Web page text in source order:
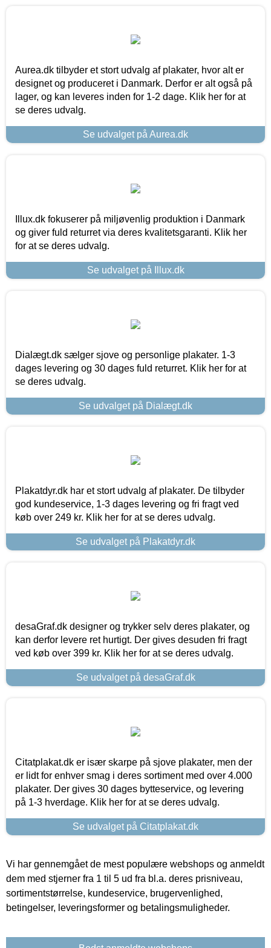
Aurea.dk tilbyder et stort udvalg af plakater, hvor alt er
designet og produceret i Danmark. Derfor er alt også på
lager, og kan leveres inden for 1-2 dage. Klik her for at
se deres udvalg.
Se udvalget på Aurea.dk
Illux.dk fokuserer på miljøvenlig produktion i Danmark
og giver fuld returret via deres kvalitetsgaranti. Klik her
for at se deres udvalg.
Se udvalget på Illux.dk
Dialægt.dk sælger sjove og personlige plakater. 1-3
dages levering og 30 dages fuld returret. Klik her for at
se deres udvalg.
Se udvalget på Dialægt.dk
Plakatdyr.dk har et stort udvalg af plakater. De tilbyder
god kundeservice, 1-3 dages levering og fri fragt ved
køb over 249 kr. Klik her for at se deres udvalg.
Se udvalget på Plakatdyr.dk
desaGraf.dk designer og trykker selv deres plakater, og
kan derfor levere ret hurtigt. Der gives desuden fri fragt
ved køb over 399 kr. Klik her for at se deres udvalg.
Se udvalget på desaGraf.dk
Citatplakat.dk er især skarpe på sjove plakater, men der
er lidt for enhver smag i deres sortiment med over 4.000
plakater. Der gives 30 dages bytteservice, og levering
på 1-3 hverdage. Klik her for at se deres udvalg.
Se udvalget på Citatplakat.dk
Vi har gennemgået de mest populære webshops og anmeldt
dem med stjerner fra 1 til 5 ud fra bl.a. deres prisniveau,
sortimentstørrelse, kundeservice, brugervenlighed,
betingelser, leveringsformer og betalingsmuligheder.